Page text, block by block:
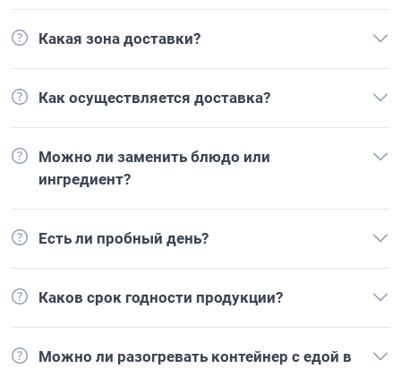
Какая зона доставки?
Как осуществляется доставка?
Можно ли заменить блюдо или
ингредиент?
Есть ли пробный день?
Каков срок годности продукции?
Можно ли разогревать контейнер с едой в